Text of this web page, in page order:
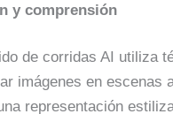
y comprensión
de corridas AI utiliza
imágenes en escenas
representación